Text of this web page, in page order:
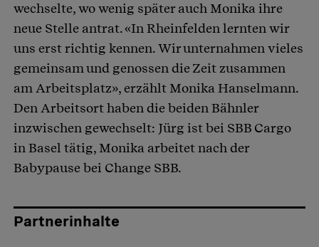
wechselte, wo wenig später auch Monika ihre
neue Stelle antrat. «In Rheinfelden lernten wir
uns erst richtig kennen. Wir unternahmen vieles
gemeinsam und genossen die Zeit zusammen
am Arbeitsplatz», erzählt Monika Hanselmann.
Den Arbeitsort haben die beiden Bähnler
inzwischen gewechselt: Jürg ist bei SBB Cargo
in Basel tätig, Monika arbeitet nach der
Babypause bei Change SBB.
Partnerinhalte